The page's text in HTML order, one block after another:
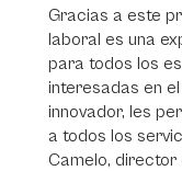
Gracias a este
laboral es una
para todos los
interesadas en
innovador, les
a todos los
Camelo, director